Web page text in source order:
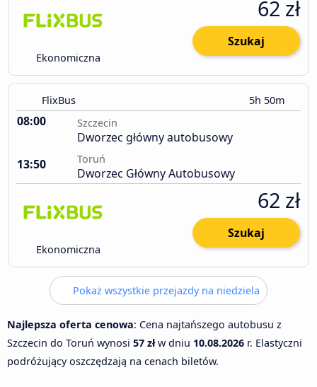
Ekonomiczna
62 zł
Szukaj
FlixBus 5h 50m
08:00 Szczecin
Dworzec główny autobusowy
13:50
Toruń
Dworzec Główny Autobusowy
Ekonomiczna
62 zł
Szukaj
Pokaż wszystkie przejazdy na niedziela
Najlepsza oferta cenowa: Cena najtańszego autobusu z
Szczecin do Toruń wynosi 57 złw dniu 10.08.2026 r. Elastyczni
podróżujący oszczędzają na cenach biletów.